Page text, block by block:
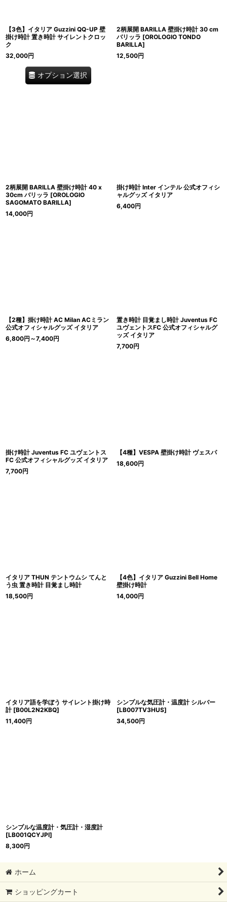
【3色】イタリア Guzzini QQ-UP 壁
掛け時計 置き時計 サイレントクロッ
ク
32,000円
オプション選択
2柄展開 BARILLA 壁掛け時計 30 cm
バリッラ [OROLOGIO TONDO
BARILLA]
12,500円
2柄展開 BARILLA 壁掛け時計 40 x
30cm バリッラ [OROLOGIO
SAGOMATO BARILLA]
14,000円
掛け時計 Inter インテル 公式オフィシ
ャルグッズ イタリア
6,400円
【2種】掛け時計 AC Milan ACミラン
公式オフィシャルグッズ イタリア
6,800円 ～7,400円
置き時計 目覚まし時計 Juventus FC
ユヴェントスFC 公式オフィシャルグ
ッズ イタリア
7,700円
掛け時計 Juventus FC ユヴェントス
FC 公式オフィシャルグッズ イタリア
7,700円
【4種】VESPA 壁掛け時計 ヴェスパ
18,600円
イタリア THUN テントウムシ てんと
う虫 置き時計 目覚まし時計
18,500円
【4色】イタリア Guzzini Bell Home
壁掛け時計
14,000円
イタリア語を学ぼう サイレント掛け時
計 [B00L2N2KBQ]
11,400円
シンプルな気圧計・温度計 シルバー
[LB007TV3HUS]
34,500円
シンプルな温度計・気圧計・湿度計
[LB001QCYJPI]
8,300円
ホーム
ショッピングカート